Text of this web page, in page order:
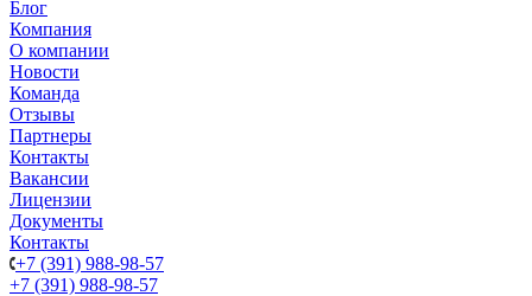
Блог
Компания
О компании
Новости
Команда
Отзывы
Партнеры
Контакты
Вакансии
Лицензии
Документы
Контакты
+7 (391) 988-98-57
+7 (391) 988-98-57